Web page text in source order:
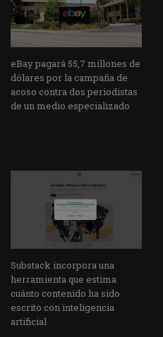
eBay pagará 55,7 millones de
dólares por la campaña de
acoso contra dos periodistas
de un medio especializado
Substack incorpora una
herramienta que estima
cuánto contenido ha sido
escrito con inteligencia
artificial